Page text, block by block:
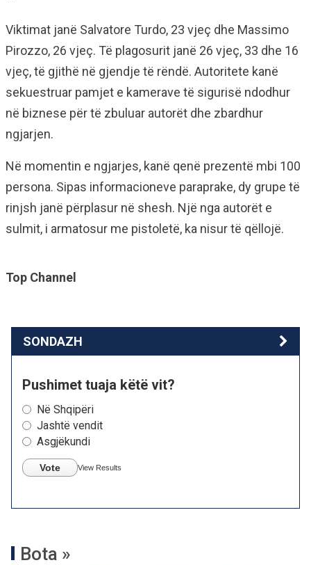
Viktimat janë Salvatore Turdo, 23 vjeç dhe Massimo
Pirozzo, 26 vjeç. Të plagosurit janë 26 vjeç, 33 dhe 16
vjeç, të gjithë në gjendje të rëndë. Autoritete kanë
sekuestruar pamjet e kamerave të sigurisë ndodhur
në biznese për të zbuluar autorët dhe zbardhur
ngjarjen.
Në momentin e ngjarjes, kanë qenë prezentë mbi 100
persona. Sipas informacioneve paraprake, dy grupe të
rinjsh janë përplasur në shesh. Një nga autorët e
sulmit, i armatosur me pistoletë, ka nisur të qëllojë.
Top Channel
SONDAZH
Pushimet tuaja këtë vit?
Në Shqipëri
Jashtë vendit
Asgjëkundi
Vote View Results
Bota »